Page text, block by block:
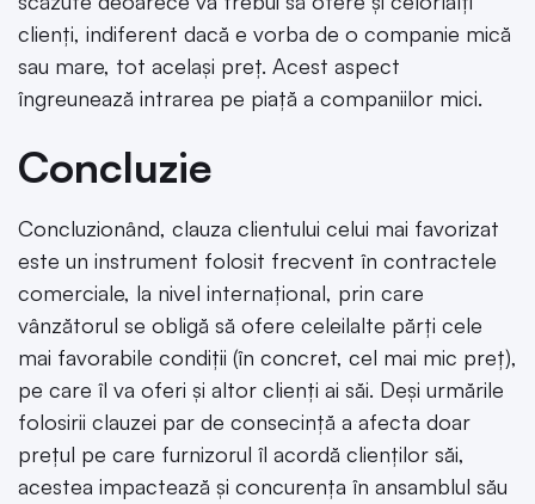
clienți, indiferent dacă e vorba de o companie mică
sau mare, tot același preț. Acest aspect
îngreunează intrarea pe piață a companiilor mici.
Concluzie
Concluzionând, clauza clientului celui mai favorizat
este un instrument folosit frecvent în contractele
comerciale, la nivel internațional, prin care
vânzătorul se obligă să ofere celeilalte părți cele
mai favorabile condiții (în concret, cel mai mic preț),
pe care îl va oferi și altor clienți ai săi. Deși urmările
folosirii clauzei par de consecință a afecta doar
prețul pe care furnizorul îl acordă clienților săi,
acestea impactează și concurența în ansamblul său